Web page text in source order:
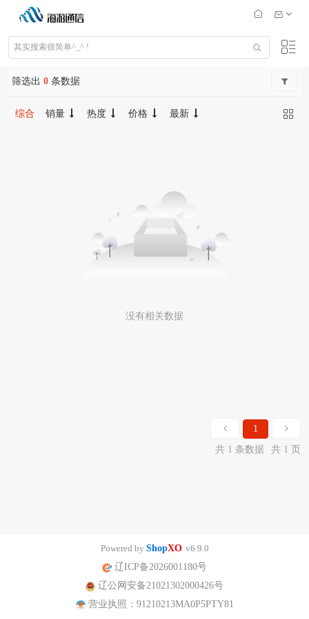
筛选出 0 条数据
综合 销量 热度 价格 最新
没有相关数据
1
共 1 条数据
共 1 页
Powered by ShopXO v6.9.0
辽ICP备2026001180号
辽公网安备21021302000426号
营业执照：91210213MA0P5PTY81